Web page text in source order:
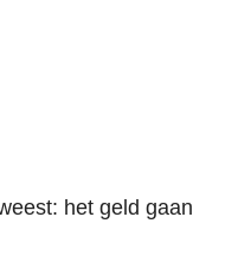
het geld gaan